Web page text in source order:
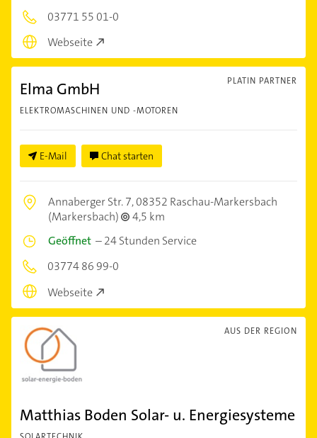
03771 55 01-0
Webseite
PLATIN PARTNER
Elma GmbH
ELEKTROMASCHINEN UND -MOTOREN
E-Mail Chat starten
Annaberger Str. 7,08352 Raschau-Markersbach
(Markersbach)
4,5 km
Geöffnet –24 Stunden Service
03774 86 99-0
Webseite
AUS DER REGION
Matthias Boden Solar- u. Energiesysteme